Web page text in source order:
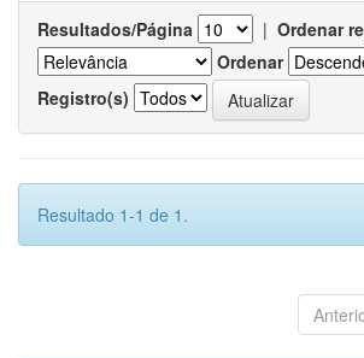
Resultados/Página | Ordenar
Ordenar
Registro(s)
Resultado 1-1 de 1.